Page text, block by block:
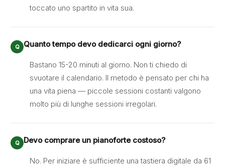
toccato uno spartito in vita sua.
Quanto tempo devo dedicarci ogni giorno?
Bastano 15-20 minuti al giorno. Non ti chiedo di
svuotare il calendario. Il metodo è pensato per chi ha
una vita piena — piccole sessioni costanti valgono
molto più di lunghe sessioni irregolari.
Devo comprare un pianoforte costoso?
No. Per iniziare è sufficiente una tastiera digitale da 61